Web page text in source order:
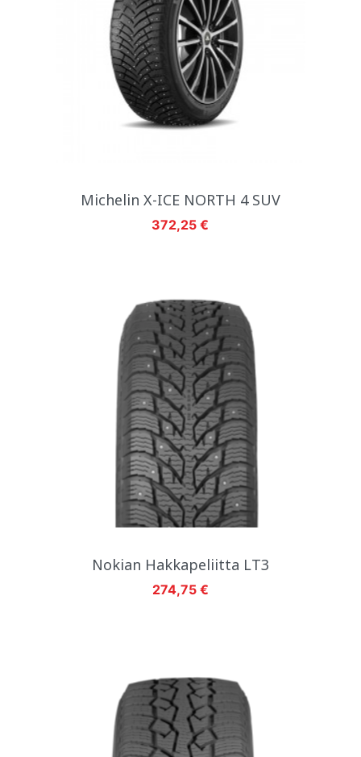
Michelin X-ICE NORTH 4 SUV
Hinta
372,25 €
Nokian Hakkapeliitta LT3
Hinta
274,75 €